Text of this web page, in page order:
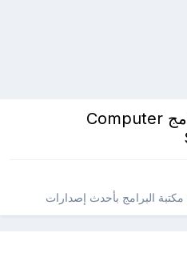
Download - تحميل برنامج Computer
مكتبة البرامج بأحدث إصدارات